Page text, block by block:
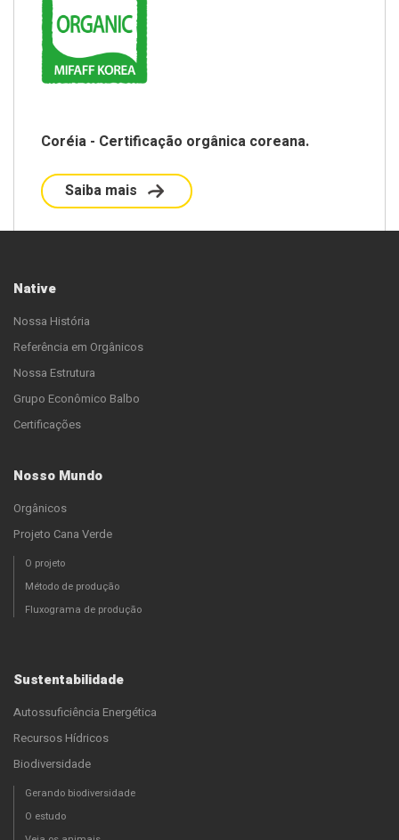
Coréia - Certificação orgânica coreana.
Saiba mais
Native
Nossa História
Referência em Orgânicos
Nossa Estrutura
Grupo Econômico Balbo
Certificações
Nosso Mundo
Orgânicos
Projeto Cana Verde
O projeto
Método de produção
Fluxograma de produção
Sustentabilidade
Autossuficiência Energética
Recursos Hídricos
Biodiversidade
Gerando biodiversidade
O estudo